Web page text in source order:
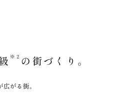
※2 の街づくり。
がる街。